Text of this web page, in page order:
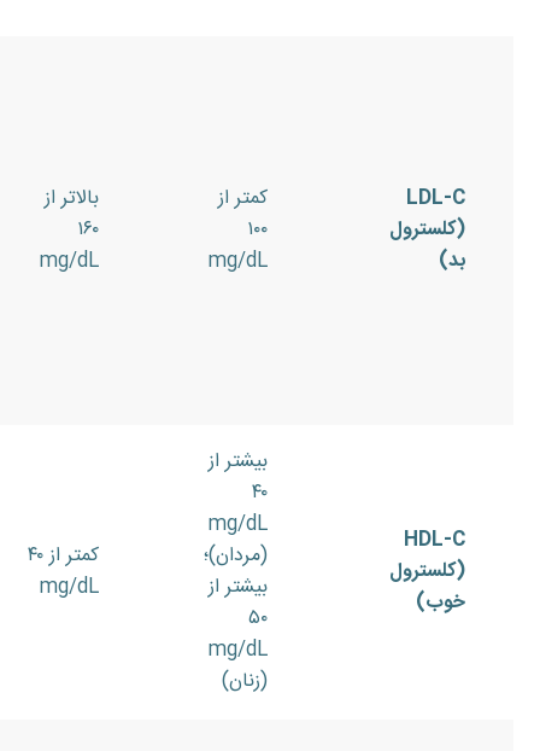
LDL-C
(کلسترول
بد)
کمتر از
۱۰۰
mg/dL
بالاتر از
۱۶۰
mg/dL
HDL-C
(کلسترول
خوب)
بیشتر از
۴۰
mg/dL
(مردان)؛
بیشتر از
۵۰
mg/dL
(زنان)
کمتر از ۴۰
mg/dL